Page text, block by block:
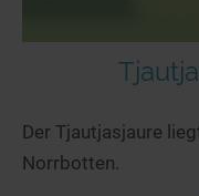
Der Tjautjasjaure
Norrbotten.